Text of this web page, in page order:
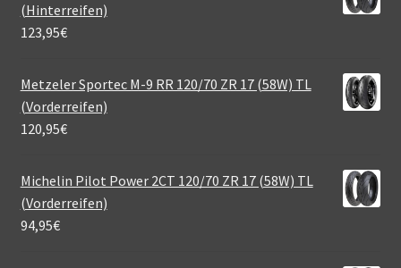
(Hinterreifen)
123,95€
Metzeler Sportec M-9 RR 120/70 ZR 17 (58W) TL
(Vorderreifen)
120,95€
Michelin Pilot Power 2CT 120/70 ZR 17 (58W) TL
(Vorderreifen)
94,95€